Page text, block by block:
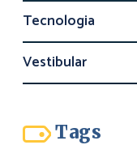
Tecnologia
Vestibular
Tags